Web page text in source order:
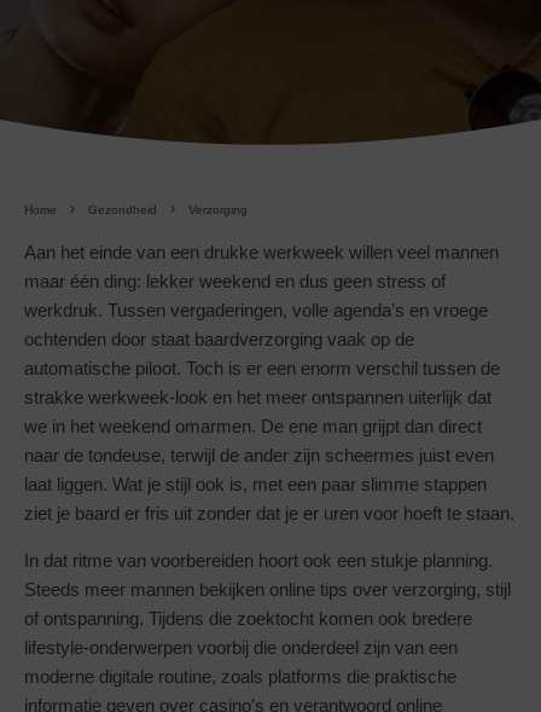
Home Gezondheid Verzorging
Aan het einde van een drukke werkweek willen veel mannen
maar één ding: lekker weekend en dus geen stress of
werkdruk. Tussen vergaderingen, volle agenda’s en vroege
ochtenden door staat baardverzorging vaak op de
automatische piloot. Toch is er een enorm verschil tussen de
strakke werkweek-look en het meer ontspannen uiterlijk dat
we in het weekend omarmen. De ene man grijpt dan direct
naar de tondeuse, terwijl de ander zijn scheermes juist even
laat liggen. Wat je stijl ook is, met een paar slimme stappen
ziet je baard er fris uit zonder dat je er uren voor hoeft te staan.
In dat ritme van voorbereiden hoort ook een stukje planning.
Steeds meer mannen bekijken online tips over verzorging, stijl
of ontspanning. Tijdens die zoektocht komen ook bredere
lifestyle-onderwerpen voorbij die onderdeel zijn van een
moderne digitale routine, zoals platforms die praktische
informatie geven over casino’s en verantwoord online